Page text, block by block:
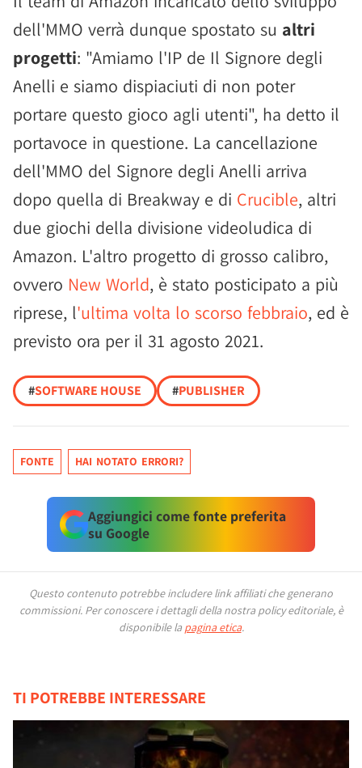
dell'MMO verrà dunque spostato su altri
progetti: "Amiamo l'IP de Il Signore degli
Anelli e siamo dispiaciuti di non poter
portare questo gioco agli utenti", ha detto il
portavoce in questione. La cancellazione
dell'MMO del Signore degli Anelli arriva
dopo quella di Breakway e di Crucible, altri
due giochi della divisione videoludica di
Amazon. L'altro progetto di grosso calibro,
ovvero New World, è stato posticipato a più
riprese, l'ultima volta lo scorso febbraio, ed è
previsto ora per il 31 agosto 2021.
#SOFTWARE HOUSE #PUBLISHER
FONTE HAI NOTATO ERRORI?
Aggiungici come fonte preferita
su Google
Questo contenuto potrebbe includere link affiliati che generano
commissioni. Per conoscere i dettagli della nostra policy editoriale, è
disponibile la pagina etica.
TI POTREBBE INTERESSARE